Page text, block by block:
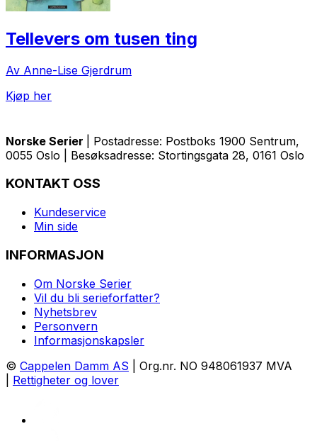
Tellevers om tusen ting
Av Anne-Lise Gjerdrum
Kjøp her
Norske Serier
| Postadresse: Postboks 1900 Sentrum,
0055 Oslo | Besøksadresse: Stortingsgata 28, 0161 Oslo
KONTAKT OSS
Kundeservice
Min side
INFORMASJON
Om Norske Serier
Vil du bli serieforfatter?
Nyhetsbrev
Personvern
Informasjonskapsler
© Cappelen Damm AS | Org.nr. NO 948061937 MVA
Rettigheter og lover